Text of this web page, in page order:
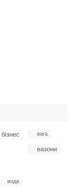
бізнес вага
вазони
вода